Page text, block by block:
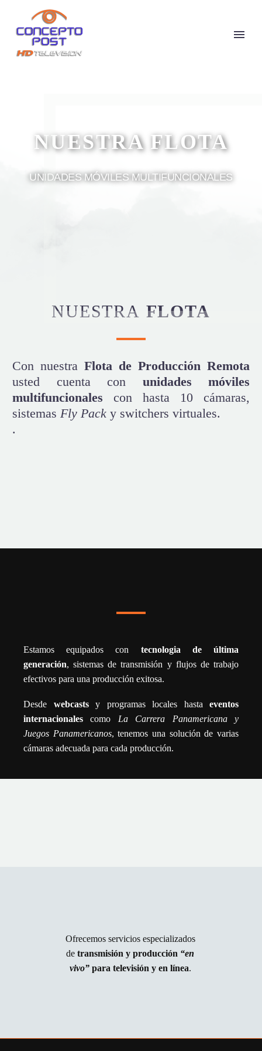
NUESTRA FLOTA
UNIDADES MÓVILES MULTIFUNCIONALES
NUESTRA FLOTA
Con nuestra Flota de Producción Remota
usted cuenta con unidades móviles
multifuncionales con hasta 10 cámaras,
sistemas Fly Pack y switchers virtuales.
.
Estamos equipados con tecnologia de última
generación, sistemas de transmisión y flujos de trabajo
efectivos para una producción exitosa.
Desde webcastsy programas locales hasta eventos
internacionales como La Carrera Panamericana y
Juegos Panamericanos, tenemos una solución de varias
cámaras adecuada para cada producción.
Ofrecemos servicios especializados
detransmisión y producción “en
vivo”para televisión y en línea.